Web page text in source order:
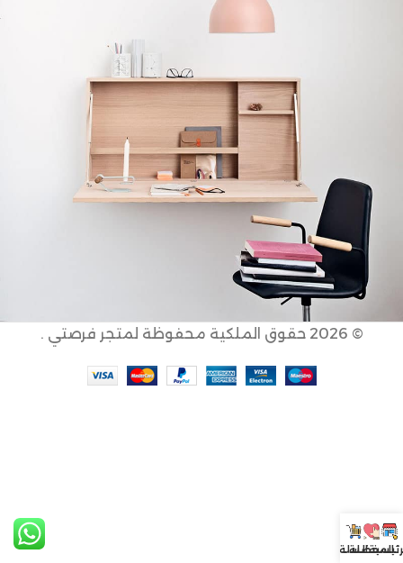
Lighting
Venenatis Nam Phasellus
© 2026 حقوق الملكية محفوظة لمتجر فرصتي .
المفضلة
السلة